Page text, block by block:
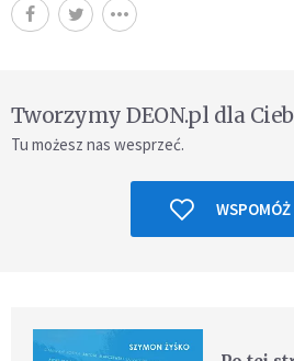
Tworzymy DEON.pl dla
Tu możesz nas wesprzeć.
WSPOMÓŻ